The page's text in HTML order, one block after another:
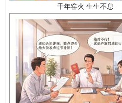
揭开“小金库”的免责幌子